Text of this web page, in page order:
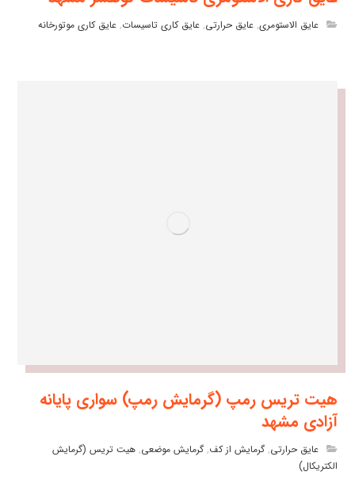
عایق الاستومری,عایق حرارتی,عایق کاری تاسیسات,عایق کاری موتورخانه
هیت تریس رمپ (گرمایش رمپ) سواری پایانه
آزادی مشهد
عایق حرارتی,گرمایش از کف,گرمایش موضعی,هیت تریس (گرمایش
الکتریکال)